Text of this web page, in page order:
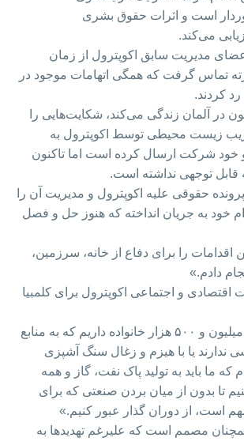
است و اثرات حقوق بشری
می‌کند.
مدیریت سابق اکوپترول از زمان
تماس گرفت که همگی اتهامات موجود در
کردند.
در آلمان زندگی می‌کند، شکایت‌هایی را
زیست محیطی توسط اکوپترول به
خود شرکت ارسال کرده است اما تاکنون
قابل توجهی نداشته است.
حقوقی علیه اکوپترول و مدیریت آن را
خود به جریان انداخته که هنوز حل و فصل
اقدامات را برای دفاع از خانه، سرزمین،
دادم.»
اقتصادی و اجتماعی اکوپترول برای کلمبیا
او می‌گوید «ما یک میلیون و ۵۰۰ هزار خانواده داریم که به منابع
ندارند یا با هیزم و زغال سنگ آشپزی
ما باید به تولید پاک نفت، گاز و همه
تا بدون از میان بردن صنعتی که برای
است، از دوران گذار عبور کنیم.»
مصمم است که علیرغم تهدیدها به